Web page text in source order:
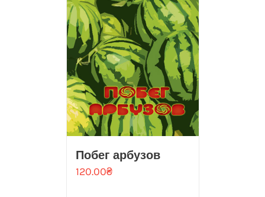
Побег арбузов
120.00₴